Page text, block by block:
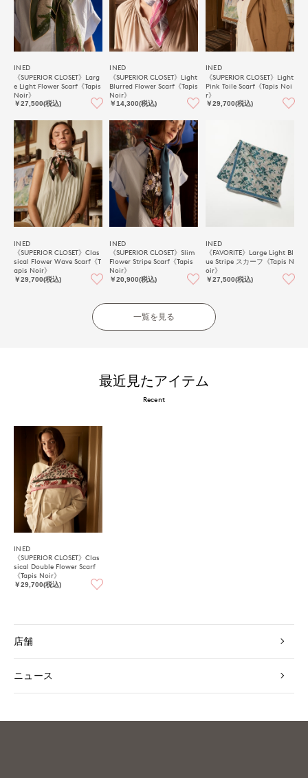
INED
《SUPERIOR CLOSET》Larg
e Light Flower Scarf《Tapis
Noir》
￥27,500(税込)
INED
《SUPERIOR CLOSET》Light
Blurred Flower Scarf《Tapis
Noir》
￥14,300(税込)
INED
《SUPERIOR CLOSET》Light
Pink Toile Scarf《Tapis Noi
r》
￥29,700(税込)
INED
《SUPERIOR CLOSET》Clas
sical Flower Wave Scarf《T
apis Noir》
￥29,700(税込)
INED
《SUPERIOR CLOSET》Slim
Flower Stripe Scarf《Tapis
Noir》
￥20,900(税込)
INED
《FAVORITE》Large Light Bl
ue Stripe スカーフ《Tapis N
oir》
￥27,500(税込)
一覧を見る
最近見たアイテム
Recent
INED
《SUPERIOR CLOSET》Clas
sical Double Flower Scarf
《Tapis Noir》
￥29,700(税込)
店舗
ニュース